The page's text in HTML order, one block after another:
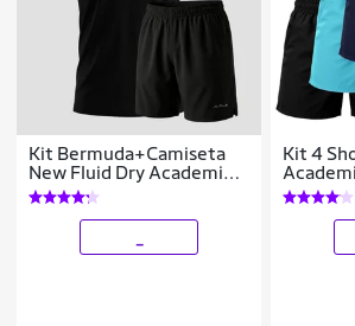
Kit Bermuda+Camiseta
New Fluid Dry Academia
Alpha
Kit 4
Masculina